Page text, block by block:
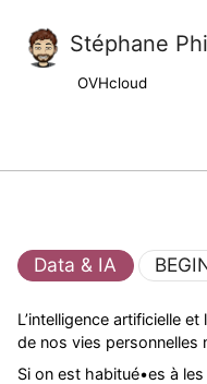
Stéphane
OVHcloud
Data & IA
L’intelligence artificielle
de nos vies personnelles
Si on est habitué•es à